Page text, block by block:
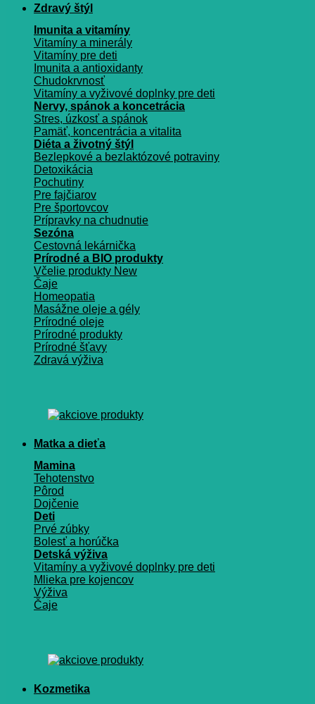
Zdravý štýl
Imunita a vitamíny
Vitamíny a minerály
Vitamíny pre deti
Imunita a antioxidanty
Chudokrvnosť
Vitamíny a vyživové doplnky pre deti
Nervy, spánok a koncetrácia
Stres, úzkosť a spánok
Pamäť, koncentrácia a vitalita
Diéta a životný štýl
Bezlepkové a bezlaktózové potraviny
Detoxikácia
Pochutiny
Pre fajčiarov
Pre športovcov
Prípravky na chudnutie
Sezóna
Cestovná lekárnička
Prírodné a BIO produkty
Včelie produkty
Čaje
Homeopatia
Masážne oleje a gély
Prírodné oleje
Prírodné produkty
Prírodné šťavy
Zdravá výživa
Matka a dieťa
Mamina
Tehotenstvo
Pôrod
Dojčenie
Deti
Prvé zúbky
Bolesť a horúčka
Detská výživa
Vitamíny a vyživové doplnky pre deti
Mlieka pre kojencov
Výživa
Čaje
Kozmetika